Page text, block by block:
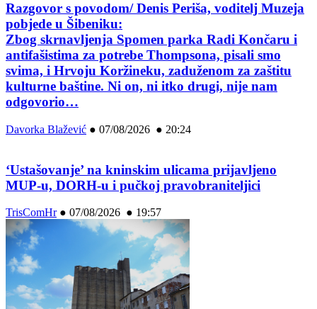
Razgovor s povodom/ Denis Periša, voditelj Muzeja
pobjede u Šibeniku:
Zbog skrnavljenja Spomen parka Radi Končaru i
antifašistima za potrebe Thompsona, pisali smo
svima, i Hrvoju Koržineku, zaduženom za zaštitu
kulturne baštine. Ni on, ni itko drugi, nije nam
odgovorio…
Davorka Blažević ● 07/08/2026 ● 20:24
‘Ustašovanje’ na kninskim ulicama prijavljeno
MUP-u, DORH-u i pučkoj pravobraniteljici
TrisComHr● 07/08/2026 ● 19:57